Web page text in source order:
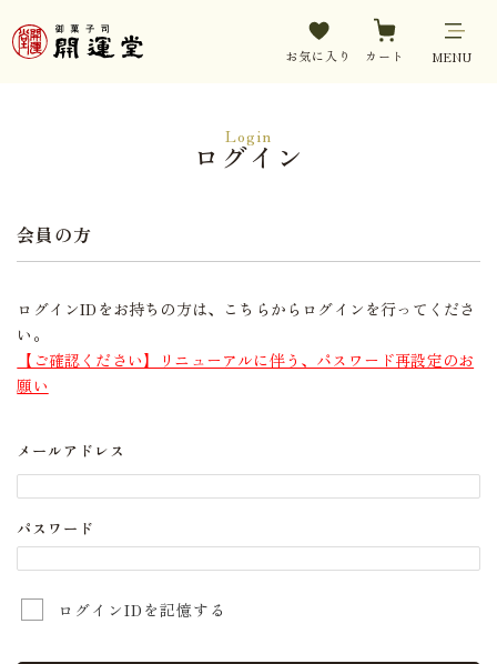
お気に入り カート MENU
Login
ログイン
会員の方
ログインIDをお持ちの方は、こちらからログインを行ってくださ
い。
【ご確認ください】リニューアルに伴う、パスワード再設定のお
願い
メールアドレス
パスワード
ログインIDを記憶する